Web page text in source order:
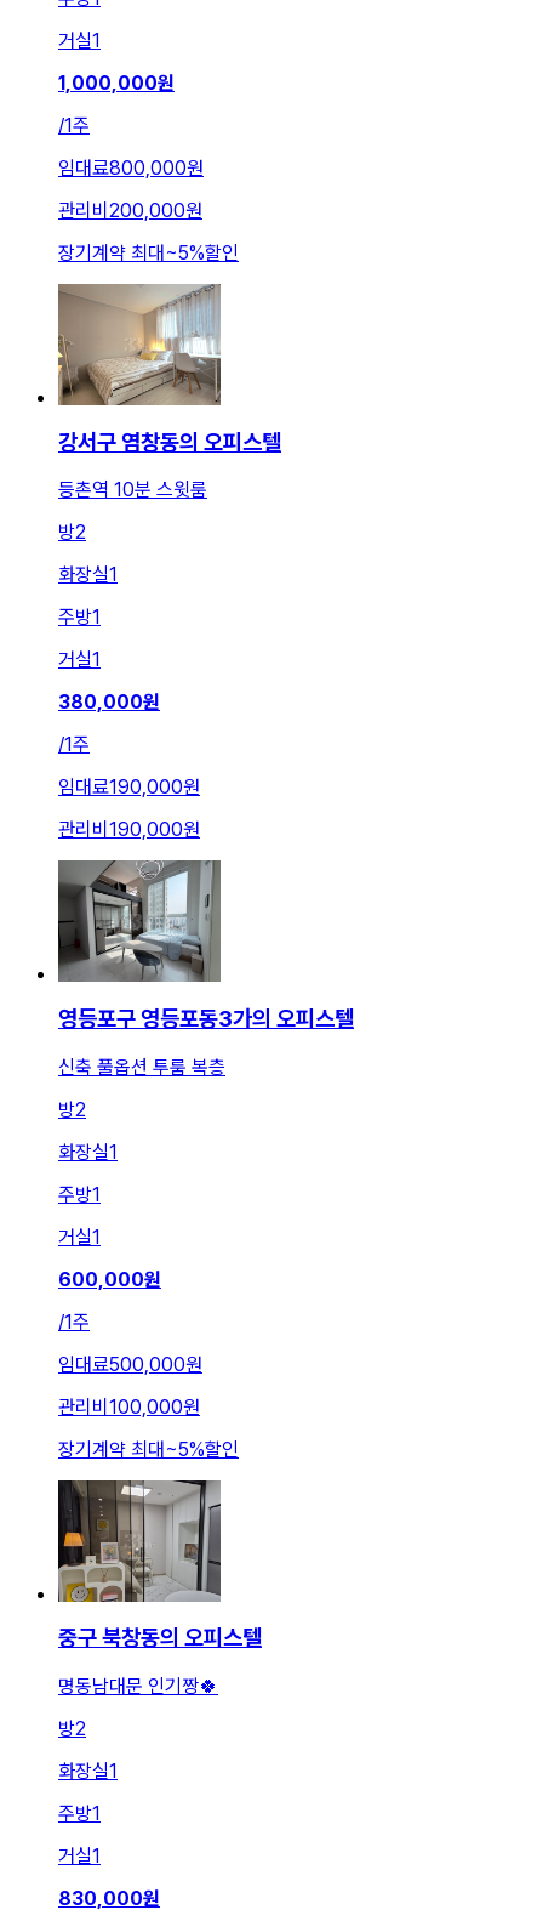
거실1
1,000,000원
/1주
임대료800,000원
관리비 200,000원
장기계약 최대~5%할인
강서구 염창동의 오피스텔
등촌역 10분 스윗룸
방2
화장실1
주방1
거실1
380,000원
/1주
임대료190,000원
관리비 190,000원
영등포구 영등포동3가의 오피스텔
신축 풀옵션 투룸 복층
방2
화장실1
주방1
거실1
600,000원
/1주
임대료500,000원
관리비 100,000원
장기계약 최대~5%할인
중구 북창동의 오피스텔
명동남대문 인기짱🍀
방2
화장실1
주방1
거실1
830,000원